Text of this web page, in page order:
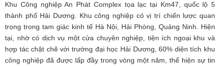
Khu Công nghiệp An Phát Complex tọa lạc tại Km47, quốc lộ 5
thành phố Hải Dương. Khu công nghiệp có vị trí chiến lược quan
trọng trong tam giác kinh tế Hà Nội, Hải Phòng, Quảng Ninh. Hiện
tại, nhờ có dịch vụ một cửa chuyên nghiệp, tiện ích ngoại khu và
hợp tác chặt chẽ với trường đại học Hải Dương, 60% diện tích khu
công nghiệp đã được lấp đầy trong vòng một năm, thể hiện sự tin